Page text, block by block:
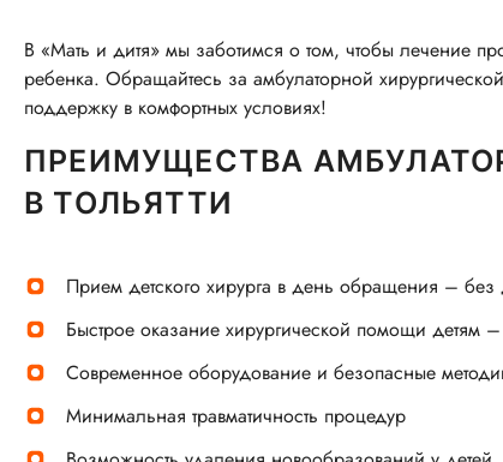
В «Мать и дитя» мы заботимся о том, чтобы лечение
ребенка. Обращайтесь за амбулаторной
поддержку в комфортных условиях!
ПРЕИМУЩЕСТВА
В ТОЛЬЯТТИ
Прием детского хирурга в день обращения –
Быстрое оказание хирургической помощи детям
Современное оборудование и безопасные
Минимальная травматичность процедур